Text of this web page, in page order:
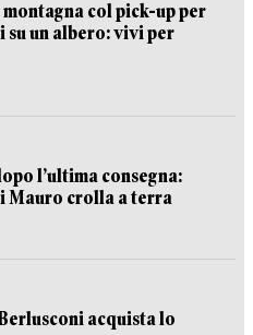
col pick-up per
su un albero: vivi per
l’ultima consegna:
Mauro crolla a terra
acquista lo